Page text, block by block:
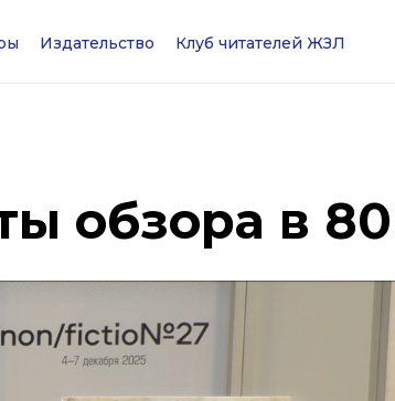
Издательство Клуб читателей ЖЗЛ
обзора в